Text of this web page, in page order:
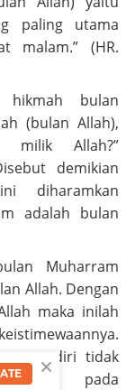
paling utama
malam.” (HR.
hikmah bulan
(bulan Allah),
milik Allah?”
demikian
diharamkan
adalah bulan
Muharram
Allah. Dengan
maka inilah
sendiri tidak
lain pada
×